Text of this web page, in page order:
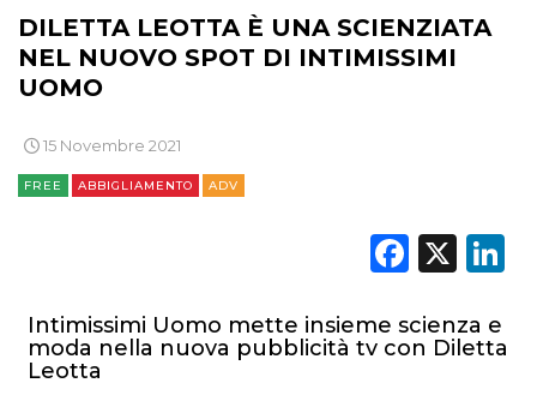
DIGITALE
EDITORIA
ESTERNA
RADIO / AUDIO
DILETTA LEOTTA È UNA SCIENZIATA
NEL NUOVO SPOT DI INTIMISSIMI
UOMO
15 Novembre 2021
FREE ABBIGLIAMENTO ADV
X
Intimissimi Uomo mette insieme scienza e
moda nella nuova pubblicità tv con Diletta
Leotta